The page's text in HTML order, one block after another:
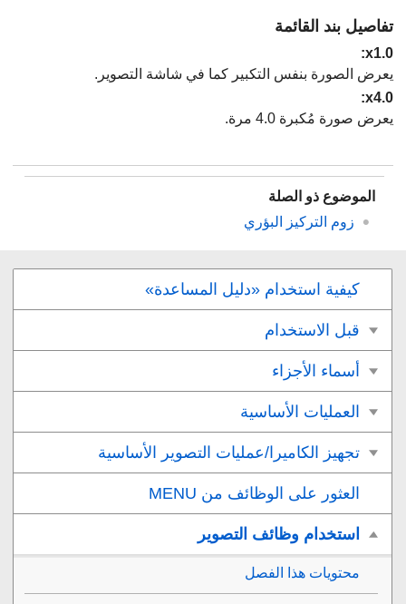
تفاصيل بند القائمة
:
يعرض الصورة بنفس التكبير كما في شاشة التصوير.
:
يعرض صورة مُكبرة 4.0 مرة.
الموضوع ذو الصلة
زوم التركيز البؤري
كيفية استخدام «دليل المساعدة»
قبل الاستخدام
أسماء الأجزاء
العمليات الأساسية
تجهيز الكاميرا/عمليات التصوير الأساسية
العثور على الوظائف من MENU
استخدام وظائف التصوير
محتويات هذا الفصل